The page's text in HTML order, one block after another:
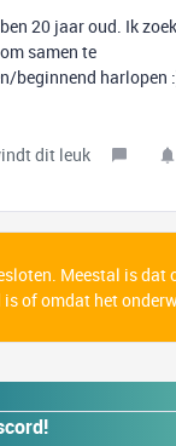
20 jaar oud. Ik
samen te
beginnend harlopen
dit leuk
Meestal is dat
of omdat het